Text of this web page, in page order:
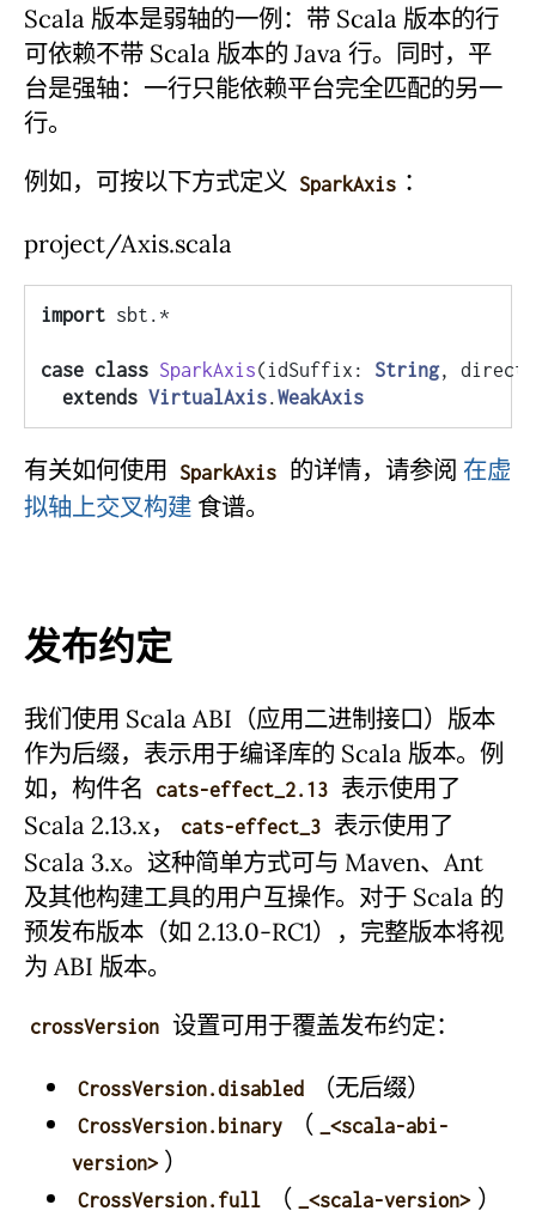
Scala 版本是弱轴的一例：带 Scala 版本的行
可依赖不带 Scala 版本的 Java 行。同时，平
台是强轴：一行只能依赖平台完全匹配的另一
行。
例如，可按以下方式定义
SparkAxis ：
project/Axis.scala
import sbt.*
case class SparkAxis(idSuffix: String,
extends VirtualAxis.WeakAxis
有关如何使用 SparkAxis 的详情，请参阅 在虚
拟轴上交叉构建 食谱。
发布约定
我们使用 Scala ABI（应用二进制接口）版本
作为后缀，表示用于编译库的 Scala 版本。例
如，构件名
cats-effect_2.13
表示使用了
Scala 2.13.x，
cats-effect_3
表示使用了
Scala 3.x。这种简单方式可与 Maven、Ant
及其他构建工具的用户互操作。对于 Scala 的
预发布版本（如 2.13.0-RC1），完整版本将视
为 ABI 版本。
crossVersion 设置可用于覆盖发布约定：
CrossVersion.disabled （无后缀）
CrossVersion.binary （
_<scala-abi-
version> ）
CrossVersion.full （ _<scala-version> ）